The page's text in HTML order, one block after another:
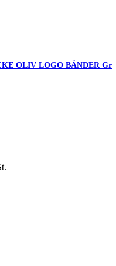
OLIV LOGO BÄNDER Gr